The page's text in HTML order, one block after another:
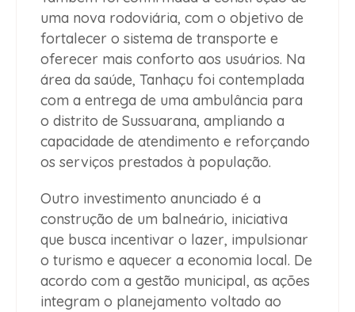
uma nova rodoviária, com o objetivo de
fortalecer o sistema de transporte e
oferecer mais conforto aos usuários. Na
área da saúde, Tanhaçu foi contemplada
com a entrega de uma ambulância para
o distrito de Sussuarana, ampliando a
capacidade de atendimento e reforçando
os serviços prestados à população.
Outro investimento anunciado é a
construção de um balneário, iniciativa
que busca incentivar o lazer, impulsionar
o turismo e aquecer a economia local. De
acordo com a gestão municipal, as ações
integram o planejamento voltado ao